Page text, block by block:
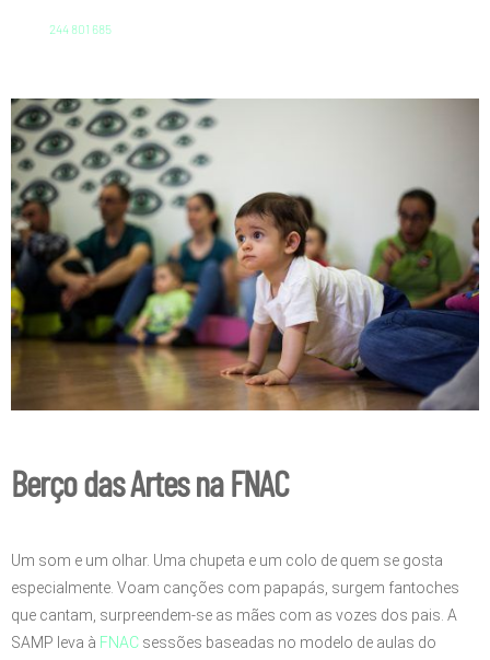
244 801 685
Berço das Artes na FNAC
Um som e um olhar. Uma chupeta e um colo de quem se gosta
especialmente. Voam canções com papapás, surgem fantoches
que cantam, surpreendem-se as mães com as vozes dos pais. A
SAMP leva à FNAC sessões baseadas no modelo de aulas do